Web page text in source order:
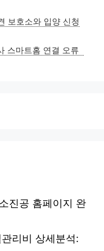
보호소와 입양 신청
스마트홈 연결 오류
진공 홈페이지 완
리비 상세분석: